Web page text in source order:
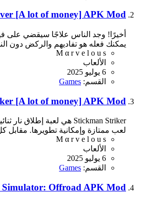
[A lot of money] APK Mod
أخيرًا! وجد الناس علاجًا سيقضي على
يمكنك فعله هو تفاديهم والركض دون
M α r v e l o u s
الألعاب
6 يوليو 2025
القسم: Games
[A lot of money] APK Mod
لعب ممتازة وإمكانية تطويرها.
M α r v e l o u s
الألعاب
6 يوليو 2025
القسم: Games
Offroad APK Mod